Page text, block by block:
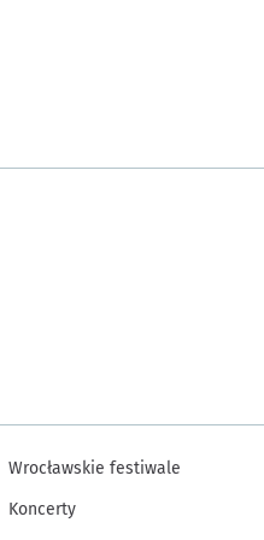
Wrocławskie festiwale
Koncerty